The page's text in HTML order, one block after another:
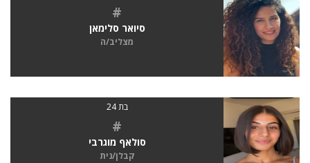
#
סיואר סלימאן
מצליב/ה
בת 24
#
סולאף מוגרבי
קבלן/נית